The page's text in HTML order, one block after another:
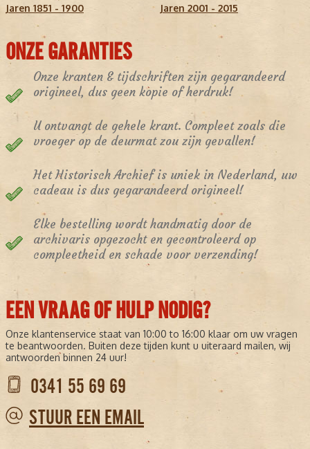
Jaren 1851 - 1900
Jaren 2001 - 2015
ONZE GARANTIES
Onze kranten & tijdschriften zijn gegarandeerd
origineel, dus geen kopie of herdruk!
U ontvangt de gehele krant. Compleet zoals die
vroeger op de deurmat zou zijn gevallen!
Het Historisch Archief is uniek in Nederland, uw
cadeau is dus gegarandeerd origineel!
Elke bestelling wordt handmatig door de
archivaris opgezocht en gecontroleerd op
compleetheid en schade voor verzending!
EEN VRAAG OF HULP NODIG?
Onze klantenservice staat van 10:00 to 16:00 klaar om uw vragen
te beantwoorden. Buiten deze tijden kunt u uiteraard mailen, wij
antwoorden binnen 24 uur!
0341 55 69 69
STUUR EEN EMAIL